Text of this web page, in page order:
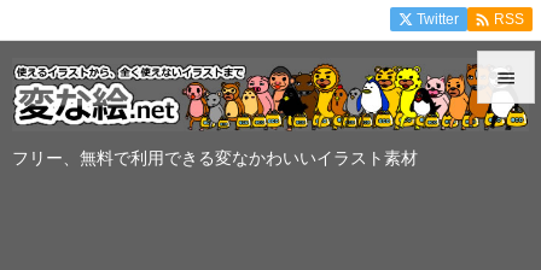
フリー、無料で利用できる変なかわいいイラスト素材


Twitter  RSS